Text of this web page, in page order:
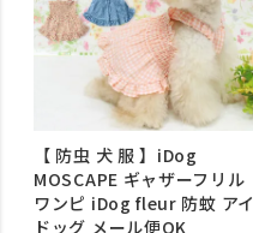
【 防虫 犬 服 】iDog
MOSCAPE ギャザーフリル
ワンピ iDog fleur 防蚊 アイ
ドッグ メール便OK